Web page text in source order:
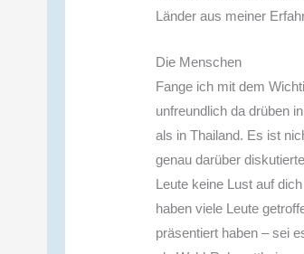
Länder aus meiner
Die Menschen
Fange ich mit dem
unfreundlich da drüben
als in Thailand. Es ist
genau darüber
Leute keine Lust auf
haben viele Leute
präsentiert haben – sei